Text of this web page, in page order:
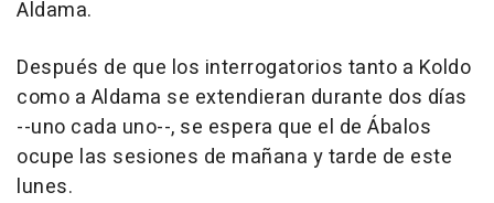
Aldama.
Después de que los interrogatorios tanto a Koldo
como a Aldama se extendieran durante dos días
--uno cada uno--, se espera que el de Ábalos
ocupe las sesiones de mañana y tarde de este
lunes.